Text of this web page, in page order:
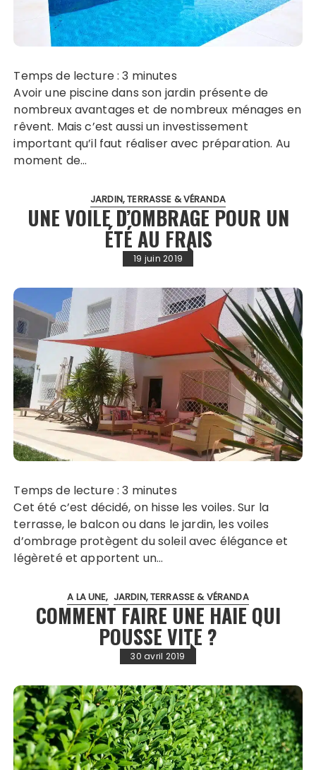
Temps de lecture :3 minutes
Avoir une piscine dans son jardin présente de
nombreux avantages et de nombreux ménages en
rêvent. Mais c’est aussi un investissement
important qu’il faut réaliser avec préparation. Au
moment de…
JARDIN, TERRASSE & VÉRANDA
UNE VOILE D’OMBRAGE POUR UN
ÉTÉ AU FRAIS
19 juin 2019
Temps de lecture :3 minutes
Cet été c’est décidé, on hisse les voiles. Sur la
terrasse, le balcon ou dans le jardin, les voiles
d’ombrage protègent du soleil avec élégance et
légèreté et apportent un…
A LA UNE JARDIN, TERRASSE & VÉRANDA
COMMENT FAIRE UNE HAIE QUI
POUSSE VITE ?
30 avril 2019